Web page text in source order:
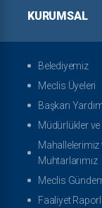
KURUMSAL
Belediyemiz
Meclis Üyeleri
Başkan
Müdürlükler
Mahallelerimiz
Muhtarlarımız
Meclis
Faaliyet